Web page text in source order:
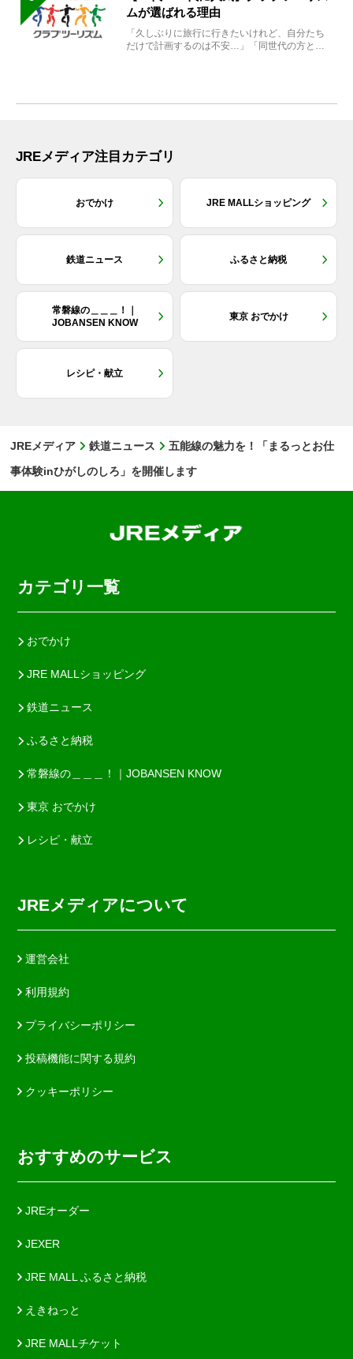
ムが選ばれる理由
「久しぶりに旅行に行きたいけれど、自分たち
だけで計画するのは不安…」「同世代の方と気
JREメディア注目カテゴリ
おでかけ JRE MALLショッピング
鉄道ニュース ふるさと納税
常磐線の＿＿＿！｜
JOBANSEN KNOW
東京 おでかけ
レシピ・献立
JREメディア 鉄道ニュース
五能線の魅力を！「まるっとお仕
事体験inひがしのしろ」を開催します
カテゴリ一覧
おでかけ
JRE MALLショッピング
鉄道ニュース
ふるさと納税
常磐線の＿＿＿！｜JOBANSEN KNOW
東京 おでかけ
レシピ・献立
JREメディアについて
運営会社
利用規約
プライバシーポリシー
投稿機能に関する規約
クッキーポリシー
おすすめのサービス
JREオーダー
JEXER
JRE MALL ふるさと納税
えきねっと
JRE MALLチケット